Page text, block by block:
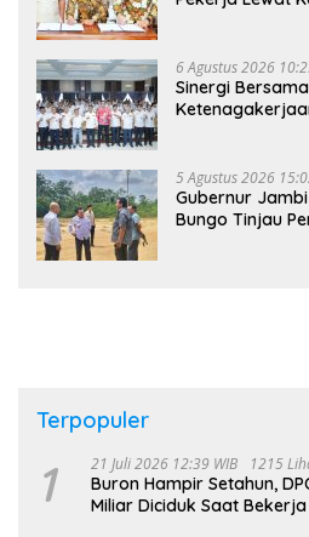
6 Agustus 2026
Sinergi
5 Agustus 2026
Gubernur
Bungo Tinjau
Terpopuler
1 21 Juli 2026 12:39 WIB 1215
Buron Hampir Setahun,
Miliar Diciduk Saat